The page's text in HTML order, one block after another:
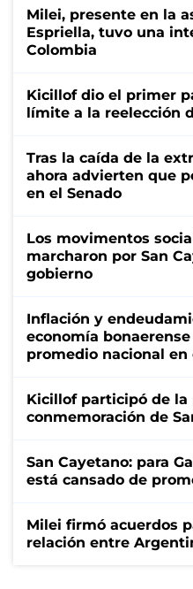
Milei, presente en la
Espriella, tuvo una
Colombia
Kicillof dio el primer
límite a la reelección
Tras la caída de la
ahora advierten que
en el Senado
Los movimentos
marcharon por San
gobierno
Inflación y
economía
promedio nacional
Kicillof participó de la
conmemoración de
San Cayetano: para
está cansado de
Milei firmó acuerdos
relación entre